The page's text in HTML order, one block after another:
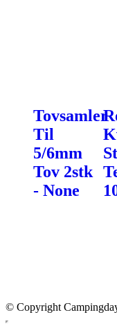
Tovsamler
Til
5/6mm
Tov 2stk
- None
© Copyright